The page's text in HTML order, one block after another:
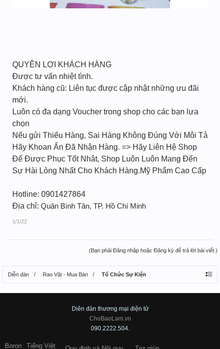
QUYỀN LỢI KHÁCH HÀNG
Được tư vấn nhiệt tình.
Khách hàng cũ: Liên tục được cập nhật những ưu đãi
mới.
Luôn có đa dạng Voucher trong shop cho các bạn lựa
chọn
Nếu gửi Thiếu Hàng, Sai Hàng Không Đúng Với Môi Tả
Hãy Khoan Ấn Đã Nhận Hàng. => Hãy Liên Hệ Shop
Để Được Phục Tốt Nhât, Shop Luôn Luôn Mang Đến
Sự Hài Lòng Nhất Cho Khách Hàng.Mỹ Phẩm Cao Cấp
Hotline: 0901427864
Địa chỉ: Quận Bình Tân, TP. Hồ Chí Minh
1/1/22
(Bạn phải Đăng nhập hoặc Đăng ký để trả lời bài viết.)
Diễn đàn Rao Vặt - Mua Bán Tổ Chức Sự Kiện
Diên đàn thương mại điện tử
ChoBaoLam.vn
090.2222.504.
Boron Tiếng Việt